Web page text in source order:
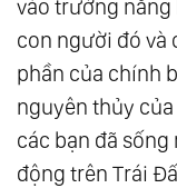
vào trường
con người đó và
phần của chính
nguyên thủy
các bạn đã
động trên Trái